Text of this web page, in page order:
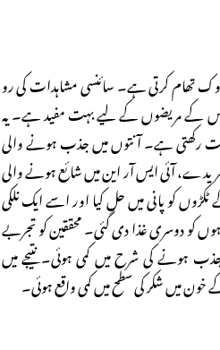
تھام کرتی ہے۔ سائنسی مشاہدات کی رو
کے مریضوں کے لیے بہت مفید ہے۔ یہ
رکھتی ہے۔ آنتوں میں جذب ہونے والی
آئی ایس آر این میں شائع ہونے والی
کو پانی میں حل کیا اور اسے ایک نلکی
کو دوسری غذا دی گئی۔ محققین کو تجربے
ہونے کی شرح میں کمی ہوئی۔ نتیجے میں
میں شکر کی سطح میں کمی واقع ہوئی۔